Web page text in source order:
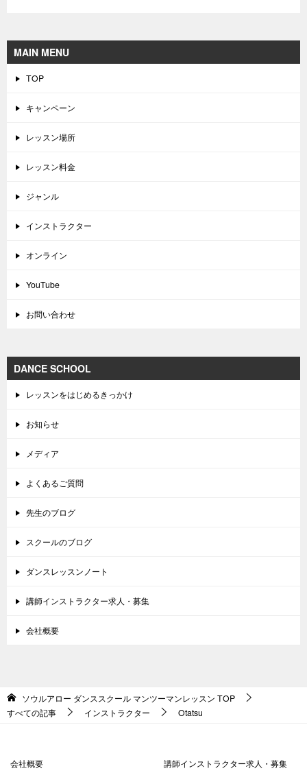
MAIN MENU
TOP
キャンペーン
レッスン場所
レッスン料金
ジャンル
インストラクター
オンライン
YouTube
お問い合わせ
DANCE SCHOOL
レッスンをはじめるきっかけ
お知らせ
メディア
よくあるご質問
先生のブログ
スクールのブログ
ダンスレッスンノート
講師インストラクター求人・募集
会社概要
ソウルアロー ダンススクール マンツーマンレッスン TOP
すべての記事
インストラクター Otatsu
会社概要 講師インストラクター求人・募集